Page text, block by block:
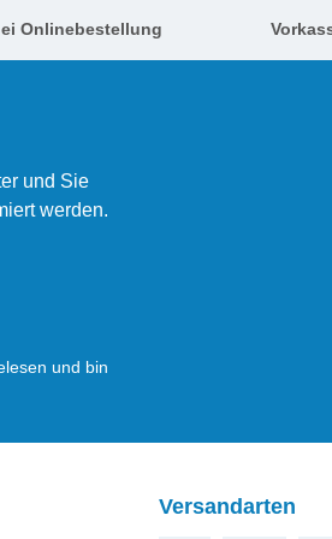
Onlinebestellung
und Sie
werden.
und bin
Versandarten